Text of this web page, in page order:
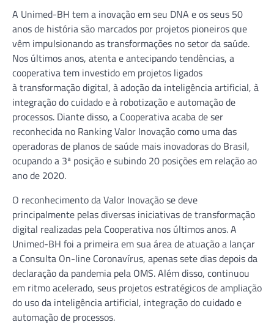
A Unimed-BH tem a inovação em seu DNA e os seus 50
anos de história são marcados por projetos pioneiros que
vêm impulsionando as transformações no setor da saúde.
Nos últimos anos, atenta e antecipando tendências, a
cooperativa tem investido em projetos ligados
à transformação digital, à adoção da inteligência artificial, à
integração do cuidado e à robotização e automação de
processos. Diante disso, a Cooperativa acaba de ser
reconhecida no Ranking Valor Inovação como uma das
operadoras de planos de saúde mais inovadoras do Brasil,
ocupando a 3ª posição e subindo 20 posições em relação ao
ano de 2020.
O reconhecimento da Valor Inovação se deve
principalmente pelas diversas iniciativas de transformação
digital realizadas pela Cooperativa nos últimos anos. A
Unimed-BH foi a primeira em sua área de atuação a lançar
a Consulta On-line Coronavírus, apenas sete dias depois da
declaração da pandemia pela OMS. Além disso, continuou
em ritmo acelerado, seus projetos estratégicos de ampliação
do uso da inteligência artificial, integração do cuidado e
automação de processos.